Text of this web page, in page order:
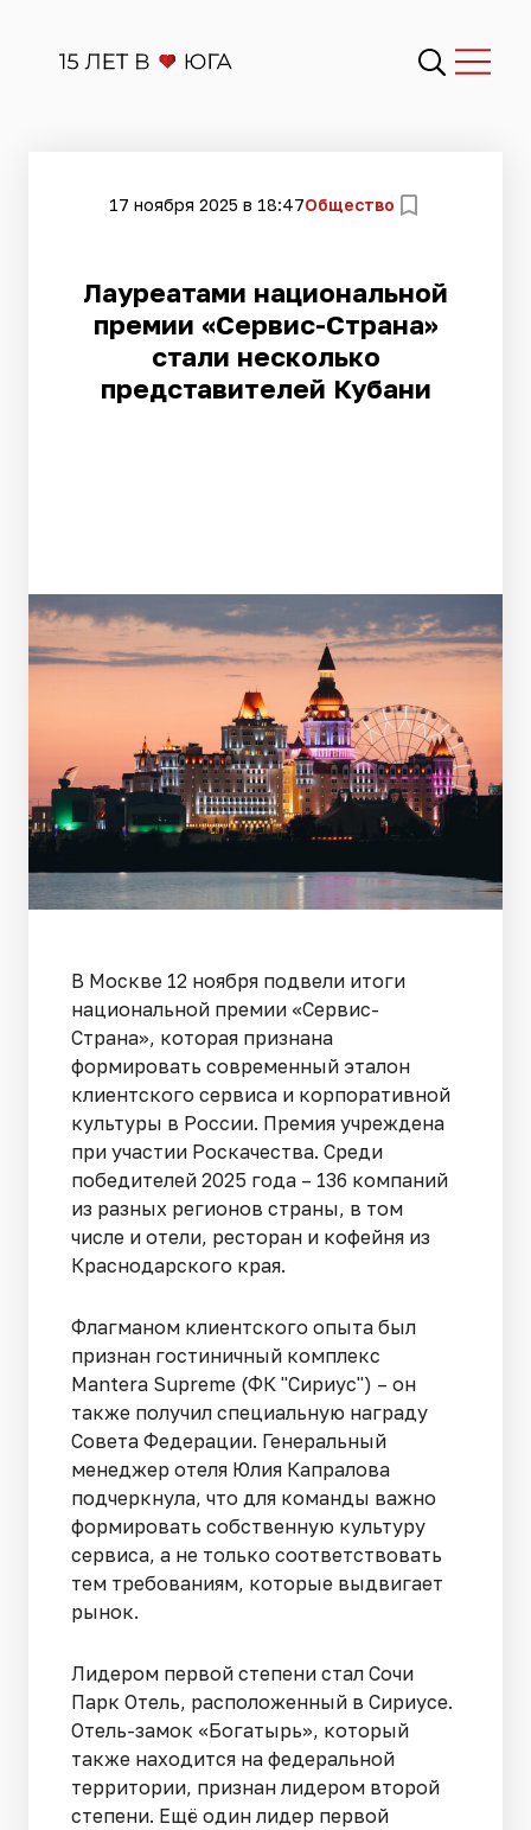
17 ноября 2025 в 18:47Общество
Лауреатами национальной
премии «Сервис-Страна»
стали несколько
представителей Кубани
В Москве 12 ноября подвели итоги
национальной премии «Сервис-
Страна», которая признана
формировать современный эталон
клиентского сервиса и корпоративной
культуры в России. Премия учреждена
при участии Роскачества. Среди
победителей 2025 года – 136 компаний
из разных регионов страны, в том
числе и отели, ресторан и кофейня из
Краснодарского края.
Флагманом клиентского опыта был
признан гостиничный комплекс
Mantera Supreme (ФК "Сириус") – он
также получил специальную награду
Совета Федерации. Генеральный
менеджер отеля Юлия Капралова
подчеркнула, что для команды важно
формировать собственную культуру
сервиса, а не только соответствовать
тем требованиям, которые выдвигает
рынок.
Лидером первой степени стал Сочи
Парк Отель, расположенный в Сириусе.
Отель-замок «Богатырь», который
также находится на федеральной
территории, признан лидером второй
степени. Ещё один лидер первой